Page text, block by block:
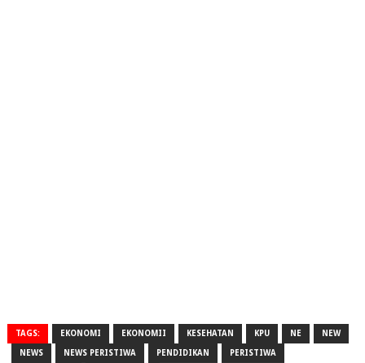
TAGS: EKONOMI EKONOMII KESEHATAN KPU NE NEW
NEWS NEWS PERISTIWA PENDIDIKAN PERISTIWA